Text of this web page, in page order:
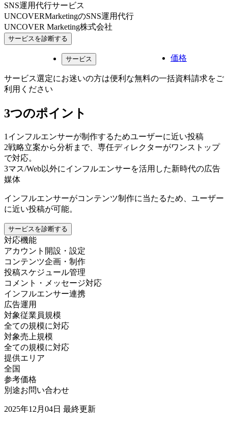
SNS運用代行サービス
UNCOVERMarketingのSNS運用代行
UNCOVER Marketing株式会社
サービスを診断する
サービス 価格
サービス選定にお迷いの方は便利な無料の一括資料請求をご
利用ください
3つのポイント
1 インフルエンサーが制作するためユーザーに近い投稿
2戦略立案から分析まで、専任ディレクターがワンストップ
で対応。
3マス/Web以外にインフルエンサーを活用した新時代の広告
媒体
インフルエンサーがコンテンツ制作に当たるため、ユーザー
に近い投稿が可能。
サービスを診断する
対応機能
アカウント開設・設定
コンテンツ企画・制作
投稿スケジュール管理
コメント・メッセージ対応
インフルエンサー連携
広告運用
対象従業員規模
全ての規模に対応
対象売上規模
全ての規模に対応
提供エリア
全国
参考価格
別途お問い合わせ
2025年12月04日 最終更新